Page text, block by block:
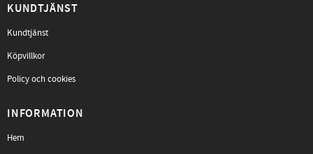
KUNDTJÄNST
Kundtjänst
Köpvillkor
Policy och cookies
INFORMATION
Hem